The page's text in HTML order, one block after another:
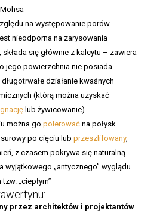
na występowanie porów
nieodporna na zarysowania
składa się głównie z kalcytu – zawiera
jego powierzchnia nie posiada
działanie kwaśnych
(którą można uzyskać
lub żywicowanie)
można go polerować na połysk
po cięciu lub przeszlifowany,
z czasem pokrywa się naturalną
wyjątkowego „antycznego” wyglądu
„ciepłym”
przez architektów i projektantów